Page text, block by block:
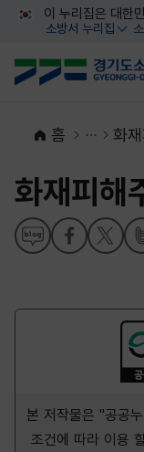
이 누리집은 대한
소방서 누리집
열기
홈 화
화재피해
본 저작물은 "공공
조건에 따라 이용